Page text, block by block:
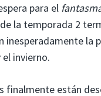
para el
la temporada 2
inesperadamente la
invierno.
finalmente están